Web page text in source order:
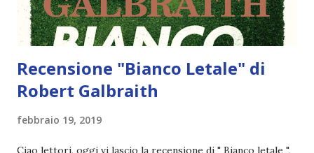
diabolicamente astuto. Recensione graphic novel ...
Recensione "Bianco Letale" di
Robert Galbraith
febbraio 19, 2019
Ciao lettori, oggi vi lascio la recensione di " Bianco letale ",